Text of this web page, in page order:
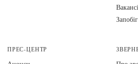
ПРЕС-ЦЕНТР